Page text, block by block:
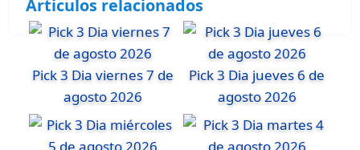
Articulos relacionados
Pick 3 Dia viernes 7 de
agosto 2026
Pick 3 Dia jueves 6 de
agosto 2026